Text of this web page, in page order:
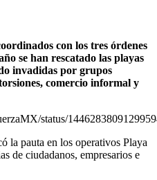
con los tres órdenes
se han rescatado las playas
invadidas por grupos
comercio informal y
status/
la pauta en los operativos Playa
de ciudadanos, empresarios e